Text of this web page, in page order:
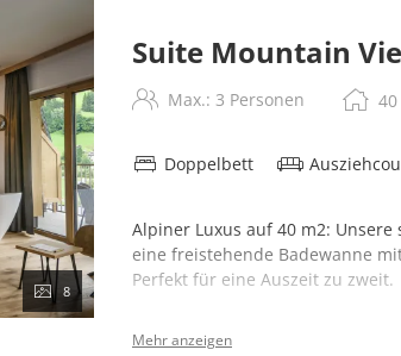
8
Suite Mountain
Max.: 3 Personen 40
Doppelbett
Alpiner Luxus auf 40 m2:
eine freistehende Badewanne
Perfekt für eine Auszeit zu zweit.
Mehr anzeigen